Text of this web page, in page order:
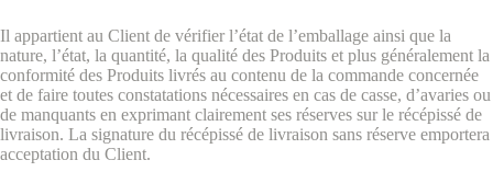
Il appartient au Client de vérifier l’état de l’emballage ainsi que la
nature, l’état, la quantité, la qualité des Produits et plus généralement la
conformité des Produits livrés au contenu de la commande concernée
et de faire toutes constatations nécessaires en cas de casse, d’avaries ou
de manquants en exprimant clairement ses réserves sur le récépissé de
livraison. La signature du récépissé de livraison sans réserve emportera
acceptation du Client.